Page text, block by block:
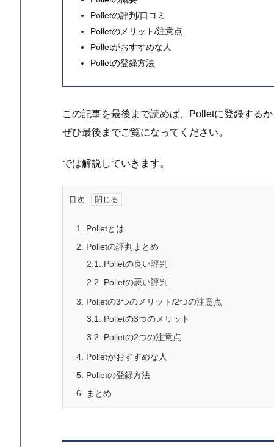
Polletの評判/口コミ
Polletのメリット/注意点
Polletがおすすめな人
Polletの登録方法
この記事を最後まで読めば、Polletに登録するか
ぜひ最後までご覧になってください。
では解説していきます。
目次
1.
Polletとは
2.
Polletの評判まとめ
2.1.
Polletの良い評判
2.2.
Polletの悪い評判
3.
Polletの3つのメリット/2つの注意点
3.1.
Polletの3つのメリット
3.2.
Polletの2つの注意点
4. Polletがおすすめな人
5. Polletの登録方法
6.
まとめ